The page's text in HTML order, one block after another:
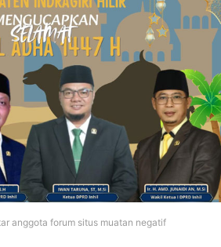
anggota forum situs muatan negatif